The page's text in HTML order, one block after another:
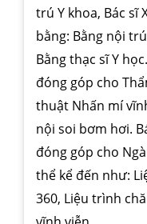
trú Y khoa, Bác sĩ
bằng: Bằng nội
Bằng thạc sĩ Y
đóng góp cho
thuật Nhấn mí
nội soi bơm hơi.
đóng góp cho
thể kể đến như:
360, Liệu trình